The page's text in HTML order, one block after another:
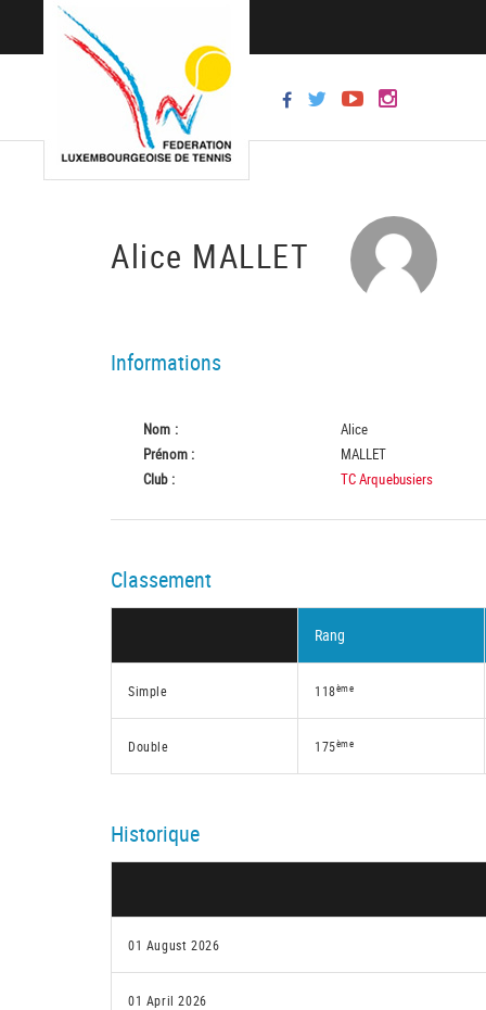
Alice MALLET
Informations
Nom :
Alice
Prénom :
MALLET
Club :
TC Arquebusiers
Classement
Rang
Simple 118ème
Double 175ème
Historique
01 August 2026
01 April 2026